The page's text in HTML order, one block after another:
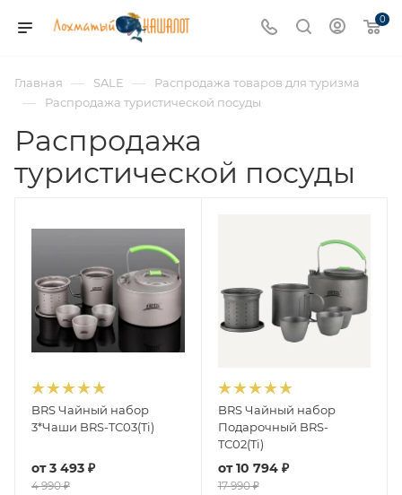
0
Главная — SALE — Распродажа товаров для туризма
— Распродажа туристической посуды
Распродажа
туристической посуды
BRS Чайный набор
3*Чаши BRS-TС03(Ti)
от3 493 ₽
4 990 ₽
BRS Чайный набор
Подарочный BRS-
TС02(Ti)
от10 794 ₽
17 990 ₽